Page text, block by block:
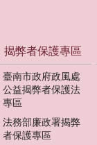
揭弊者保護專區
臺南市政府政風處
公益揭弊者保護法
專區
法務部廉政署揭弊
者保護專區